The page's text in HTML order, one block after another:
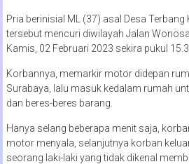
Pria berinisial ML (37) asal Desa
tersebut mencuri diwilayah Jalan
Kamis, 02 Februari 2023 sekira pukul
Korbannya, memarkir motor didepan
Surabaya, lalu masuk kedalam rumah
dan beres-beres barang.
Hanya selang beberapa menit saja,
motor menyala, selanjutnya korban
seorang laki-laki yang tidak dikenal